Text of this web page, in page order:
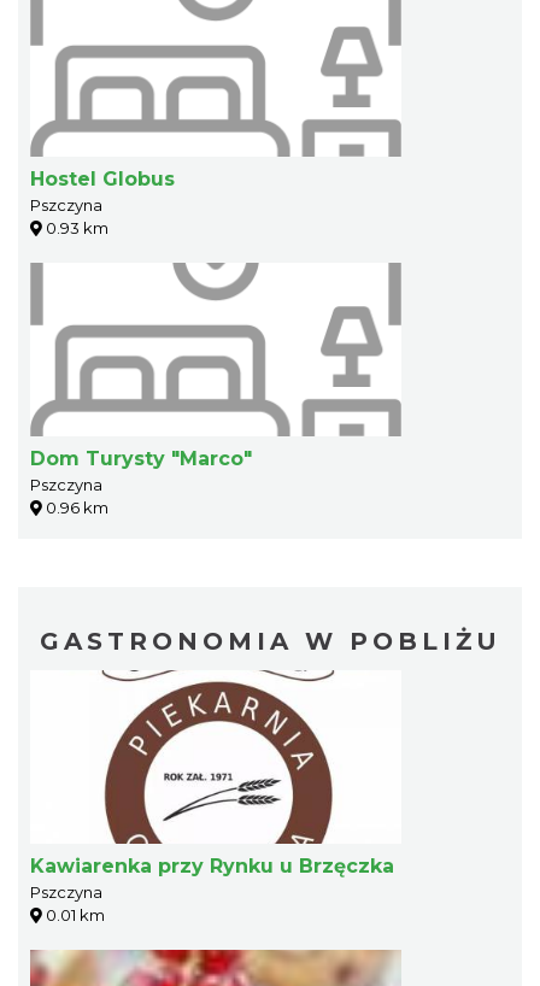
Hostel Globus
Pszczyna
0.93 km
Dom Turysty "Marco"
Pszczyna
0.96 km
GASTRONOMIA W POBLIŻU
Kawiarenka przy Rynku u Brzęczka
Pszczyna
0.01 km